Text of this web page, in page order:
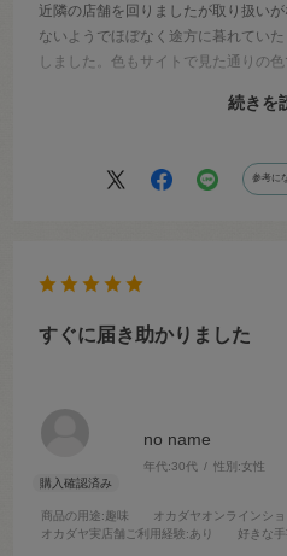
近隣の店舗を回りましたが取り扱い
ないようでほぼなく途方に暮れてい
しました。色もサイトで見た通りの
進捗状況をメールで丁寧にお知らせ
続きを
参考に
no name
年代:30代 性別:女性
商品の用途:趣味 オカダヤオンラインシ
オカダヤ実店舗ご利用経験:あり 好きな手
すぐに届き助かりました